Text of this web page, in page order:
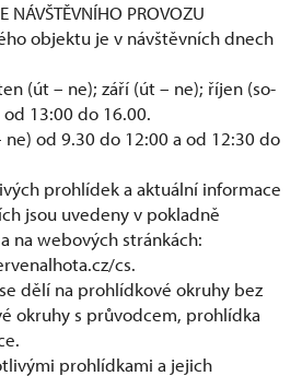
NÁVŠTĚVNÍHO PROVOZU
objektu je v návštěvních dnech
(út – ne); září (út – ne); říjen (so-
13:00 do 16.00.
od 9.30 do 12:00 a od 12:30 do
prohlídek a aktuální informace
jsou uvedeny v pokladně
na webových stránkách:
cs.
dělí na prohlídkové okruhy bez
okruhy s průvodcem, prohlídka
prohlídkami a jejich